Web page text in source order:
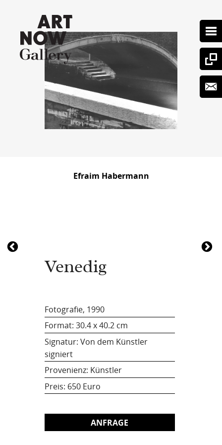
Efraim Habermann
Venedig
Fotografie, 1990
Format: 30.4 x 40.2 cm
Signatur: Von dem Künstler
signiert
Provenienz: Künstler
Preis: 650 Euro
ANFRAGE